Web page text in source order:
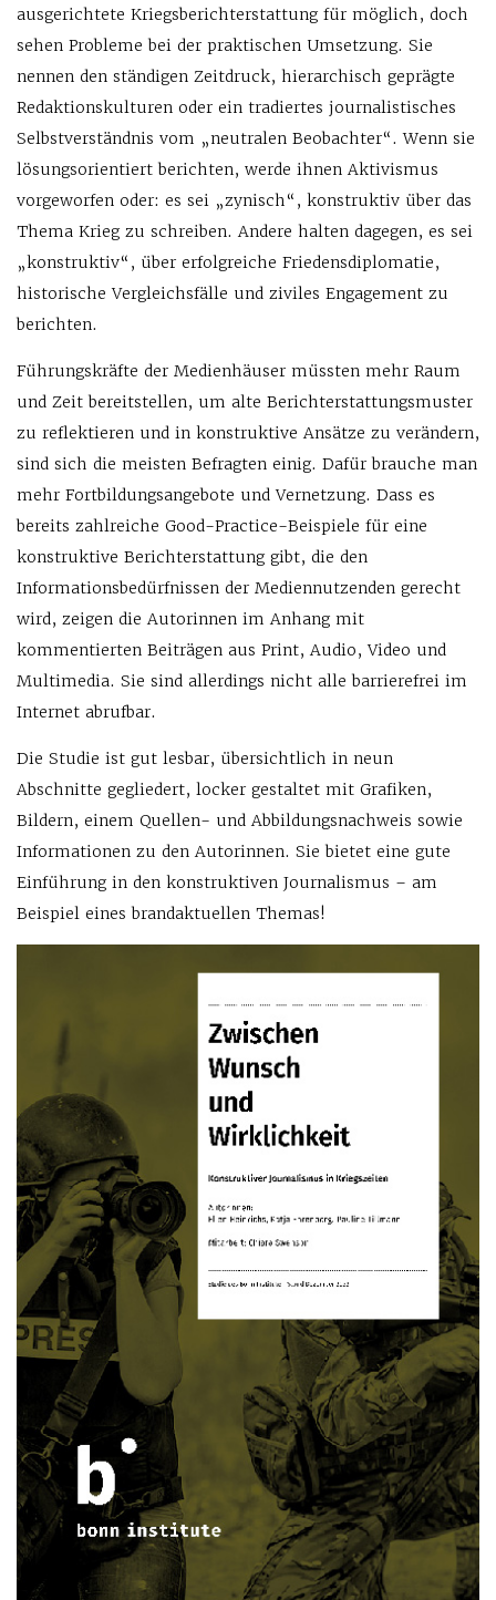
ausgerichtete Kriegsberichterstattung für möglich, doch
sehen Probleme bei der praktischen Umsetzung. Sie
nennen den ständigen Zeitdruck, hierarchisch geprägte
Redaktionskulturen oder ein tradiertes journalistisches
Selbstverständnis vom „neutralen Beobachter“. Wenn sie
lösungsorientiert berichten, werde ihnen Aktivismus
vorgeworfen oder: es sei „zynisch“, konstruktiv über das
Thema Krieg zu schreiben. Andere halten dagegen, es sei
„konstruktiv“, über erfolgreiche Friedensdiplomatie,
historische Vergleichsfälle und ziviles Engagement zu
berichten.
Führungskräfte der Medienhäuser müssten mehr Raum
und Zeit bereitstellen, um alte Berichterstattungsmuster
zu reflektieren und in konstruktive Ansätze zu verändern,
sind sich die meisten Befragten einig. Dafür brauche man
mehr Fortbildungsangebote und Vernetzung. Dass es
bereits zahlreiche Good-Practice-Beispiele für eine
konstruktive Berichterstattung gibt, die den
Informationsbedürfnissen der Mediennutzenden gerecht
wird, zeigen die Autorinnen im Anhang mit
kommentierten Beiträgen aus Print, Audio, Video und
Multimedia. Sie sind allerdings nicht alle barrierefrei im
Internet abrufbar.
Die Studie ist gut lesbar, übersichtlich in neun
Abschnitte gegliedert, locker gestaltet mit Grafiken,
Bildern, einem Quellen- und Abbildungsnachweis sowie
Informationen zu den Autorinnen. Sie bietet eine gute
Einführung in den konstruktiven Journalismus – am
Beispiel eines brandaktuellen Themas!